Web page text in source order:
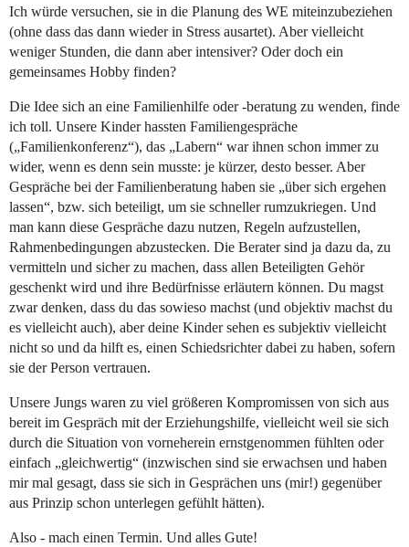
Ich würde versuchen, sie in die Planung des WE miteinzubeziehen
(ohne dass das dann wieder in Stress ausartet). Aber vielleicht
weniger Stunden, die dann aber intensiver? Oder doch ein
gemeinsames Hobby finden?
Die Idee sich an eine Familienhilfe oder -beratung zu wenden, finde
ich toll. Unsere Kinder hassten Familiengespräche
(„Familienkonferenz“), das „Labern“ war ihnen schon immer zu
wider, wenn es denn sein musste: je kürzer, desto besser. Aber
Gespräche bei der Familienberatung haben sie „über sich ergehen
lassen“, bzw. sich beteiligt, um sie schneller rumzukriegen. Und
man kann diese Gespräche dazu nutzen, Regeln aufzustellen,
Rahmenbedingungen abzustecken. Die Berater sind ja dazu da, zu
vermitteln und sicher zu machen, dass allen Beteiligten Gehör
geschenkt wird und ihre Bedürfnisse erläutern können. Du magst
zwar denken, dass du das sowieso machst (und objektiv machst du
es vielleicht auch), aber deine Kinder sehen es subjektiv vielleicht
nicht so und da hilft es, einen Schiedsrichter dabei zu haben, sofern
sie der Person vertrauen.
Unsere Jungs waren zu viel größeren Kompromissen von sich aus
bereit im Gespräch mit der Erziehungshilfe, vielleicht weil sie sich
durch die Situation von vorneherein ernstgenommen fühlten oder
einfach „gleichwertig“ (inzwischen sind sie erwachsen und haben
mir mal gesagt, dass sie sich in Gesprächen uns (mir!) gegenüber
aus Prinzip schon unterlegen gefühlt hätten).
Also - mach einen Termin. Und alles Gute!